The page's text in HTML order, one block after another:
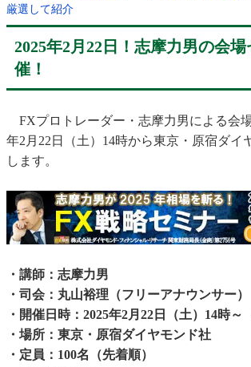
厳選して紹介
2025年2月22日！志摩力男の会場
催！
FXプロトレーダー・志摩力男による会
年2月22日（土）14時から東京・原宿ダイ
します。
・講師：志摩力男
・司会：丸山裕理（フリーアナウンサー）
・開催日時：2025年2月22日（土）14時～
・場所：東京・原宿ダイヤモンド社
・定員：100名（先着順）